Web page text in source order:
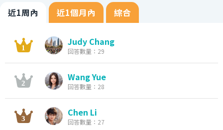
近1周內 近1個月內 綜合
Judy Chang
回答數量：29
Wang Yue
回答數量：28
Chen Li
回答數量：27